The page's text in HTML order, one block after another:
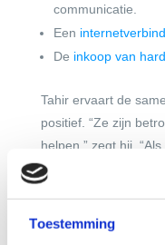
Toestemming
communicatie.
Een
De inkoop van
Tahir ervaart de
positief. “Ze zijn
helpen,” zegt hij.
snel een oplossing,
Waarin